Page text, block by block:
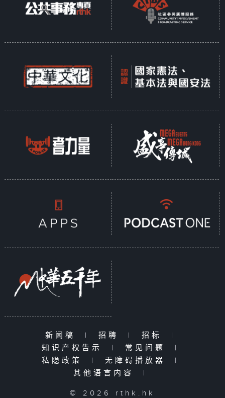
新闻稿 | 招聘 | 招标
|
知识产权告示
| 常见问题
|
私隐政策
| 无障碍播放器
|
其他语言内容
|
© 2026 rthk.hk